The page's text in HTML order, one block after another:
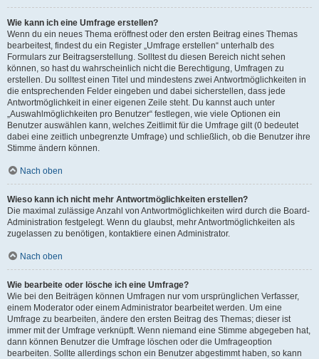
Wie kann ich eine Umfrage erstellen?
Wenn du ein neues Thema eröffnest oder den ersten Beitrag eines Themas
bearbeitest, findest du ein Register „Umfrage erstellen“ unterhalb des
Formulars zur Beitragserstellung. Solltest du diesen Bereich nicht sehen
können, so hast du wahrscheinlich nicht die Berechtigung, Umfragen zu
erstellen. Du solltest einen Titel und mindestens zwei Antwortmöglichkeiten in
die entsprechenden Felder eingeben und dabei sicherstellen, dass jede
Antwortmöglichkeit in einer eigenen Zeile steht. Du kannst auch unter
„Auswahlmöglichkeiten pro Benutzer“ festlegen, wie viele Optionen ein
Benutzer auswählen kann, welches Zeitlimit für die Umfrage gilt (0 bedeutet
dabei eine zeitlich unbegrenzte Umfrage) und schließlich, ob die Benutzer ihre
Stimme ändern können.
Nach oben
Wieso kann ich nicht mehr Antwortmöglichkeiten erstellen?
Die maximal zulässige Anzahl von Antwortmöglichkeiten wird durch die Board-
Administration festgelegt. Wenn du glaubst, mehr Antwortmöglichkeiten als
zugelassen zu benötigen, kontaktiere einen Administrator.
Nach oben
Wie bearbeite oder lösche ich eine Umfrage?
Wie bei den Beiträgen können Umfragen nur vom ursprünglichen Verfasser,
einem Moderator oder einem Administrator bearbeitet werden. Um eine
Umfrage zu bearbeiten, ändere den ersten Beitrag des Themas; dieser ist
immer mit der Umfrage verknüpft. Wenn niemand eine Stimme abgegeben hat,
dann können Benutzer die Umfrage löschen oder die Umfrageoption
bearbeiten. Sollte allerdings schon ein Benutzer abgestimmt haben, so kann